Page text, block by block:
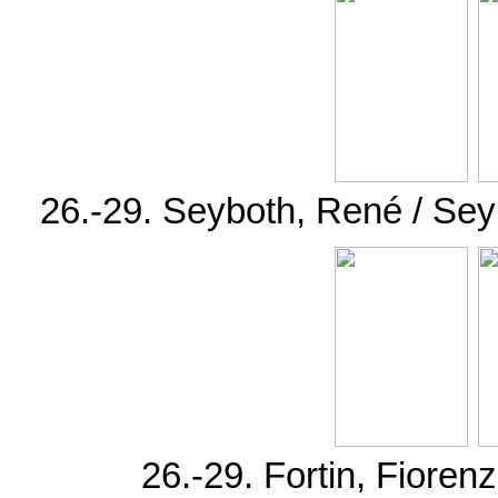
26.-29. Seyboth, René /
26.-29. Fortin,